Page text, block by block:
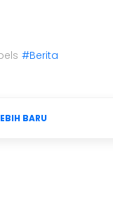
#Berita
BARU